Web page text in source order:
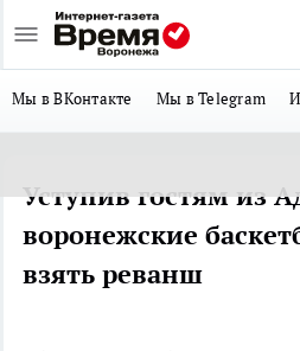
Мы в ВКонтакте Мы в Telegram
Уступив гостям из
воронежские
взять реванш